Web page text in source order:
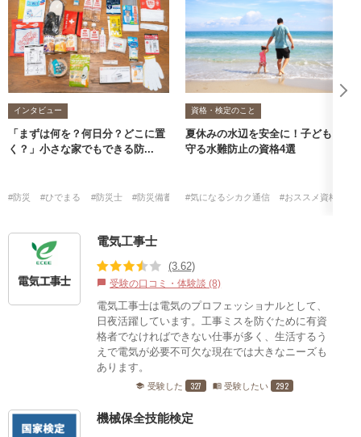
インタビュー
「まずは何を？何日分？どこに置
く？」小さな家でもできる防...
#防災 #ひでまる #防災士 #防災備蓄収納プランナー
資格・検定のこと
夏休みの水辺を安全に！子どもを
守る水難防止の資格4選
#気になるシカク通信 #おススメ資格・検
電気工事士
(3.62)
chat_bubble 受験の口コミ・体験談 (8)
電気工事士は電気のプロフェッショナルとして、
日夜活躍しています。工事ミスを防ぐために有資
格者でなければできない仕事が多く、生活するう
えで電気が必要不可欠な現在では大きなニーズも
あります。
school 受験した 327 menu_book 受験したい 292
機械保全技能検定